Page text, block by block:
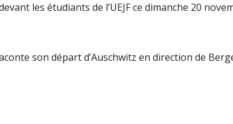
les étudiants de l’UEJF ce dimanche 20
son départ d’Auschwitz en direction de